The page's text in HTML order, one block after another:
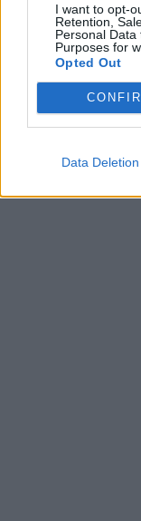
I want to opt-
Retention,
Personal
Purposes for
Opted Out
Data Deletion
por cuarto sería
maneras, no es lo
estos momentos,
tanto tiempo y me